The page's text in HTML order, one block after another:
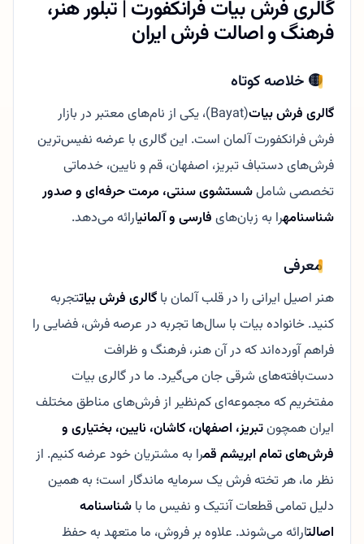
گالری فرش بیات فرانکفورت | تبلور هنر،
فرهنگ و اصالت فرش ایران
🟡 خلاصه کوتاه
گالری فرش بیات
(Bayat)، یکی از نام‌های معتبر در بازار
فرش فرانکفورت آلمان است. این گالری با عرضه نفیس‌ترین
فرش‌های دستباف تبریز، اصفهان، قم و نایین، خدماتی
تخصصی شاملشستشوی سنتی، مرمت حرفه‌ای و صدور
شناسنامهرا به زبان‌هایفارسی و آلمانیارائه می‌دهد.
معرفی
هنر اصیل ایرانی را در قلب آلمان باگالری فرش بیاتتجربه
کنید. خانواده بیات با سال‌ها تجربه در عرصه فرش، فضایی را
فراهم آورده‌اند که در آن هنر، فرهنگ و ظرافت
دست‌بافته‌های شرقی جان می‌گیرد. ما در گالری بیات
مفتخریم که مجموعه‌ای کم‌نظیر از فرش‌های مناطق مختلف
ایران همچونتبریز، اصفهان، کاشان، نایین، بختیاری و
فرش‌های تمام ابریشم قمرا به مشتریان خود عرضه کنیم. از
نظر ما، هر تخته فرش یک سرمایه ماندگار است؛ به همین
دلیل تمامی قطعات آنتیک و نفیس ما باشناسنامه
اصالتارائه می‌شوند. علاوه بر فروش، ما متعهد به حفظ